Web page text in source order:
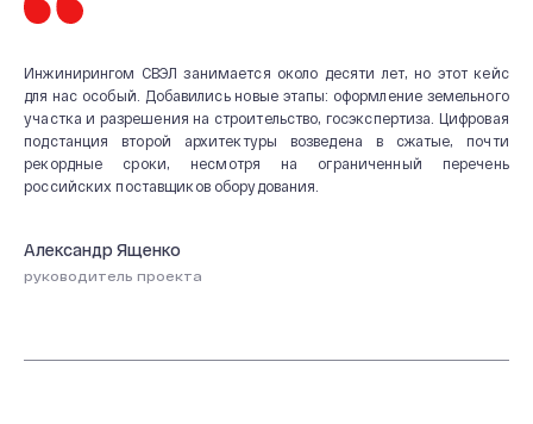
Инжинирингом СВЭЛ занимается около десяти лет, но этот кейс
для нас особый. Добавились новые этапы: оформление земельного
участка и разрешения на строительство, госэкспертиза. Цифровая
подстанция второй архитектуры возведена в сжатые, почти
рекордные сроки, несмотря на ограниченный перечень
российских поставщиков оборудования.
Александр Ященко
руководитель проекта